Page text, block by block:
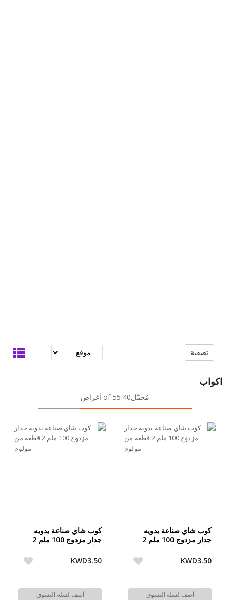
اكواب
مُحمَّل40 of 55 أغراض
كوب شاي صناعة يدويه
جدار مزدوج 100 ملم 2
قطعة من مولوم
KWD3.50
أضف لسلة التسوق
كوب شاي صناعة يدويه
جدار مزدوج 100 ملم 2
قطعة من مولوم
KWD3.50
أضف لسلة التسوق
تصفية